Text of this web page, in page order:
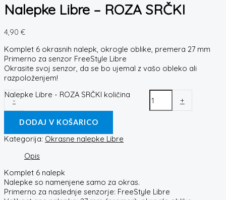
Nalepke Libre – ROZA SRČKI
4,90 €
Komplet 6 okrasnih nalepk, okrogle oblike, premera 27 mm
Primerno za senzor FreeStyle Libre
Okrasite svoj senzor, da se bo ujemal z vašo obleko ali
razpoloženjem!
-
Nalepke Libre - ROZA SRČKI količina
+
DODAJ V KOŠARICO
Kategorija: Okrasne nalepke Libre
Opis
Komplet 6 nalepk
Nalepke so namenjene samo za okras.
Primerno za naslednje senzorje: FreeStyle Libre